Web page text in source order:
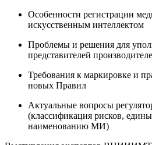
Особенности регистрации
искусственным интеллектом
Проблемы и решения для
представителей
Требования к маркировке и
новых Правил
Актуальные вопросы
(классификация рисков,
наименованию МИ)